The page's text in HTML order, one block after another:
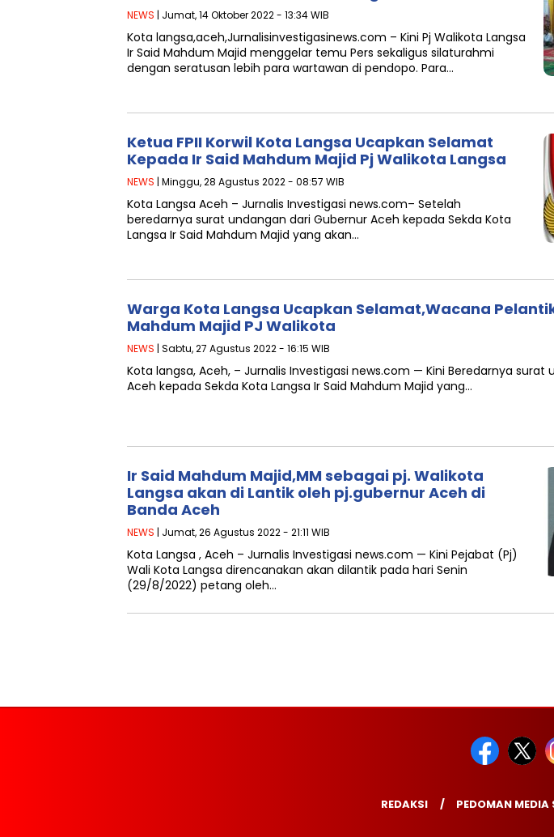
NEWS | Jumat, 14 Oktober 2022 - 13:34 WIB
Kota langsa,aceh,Jurnalisinvestigasinews.com – Kini Pj Walikota Langsa
Ir Said Mahdum Majid menggelar temu Pers sekaligus silaturahmi
dengan seratusan lebih para wartawan di pendopo. Para…
Ketua FPII Korwil Kota Langsa Ucapkan Selamat
Kepada Ir Said Mahdum Majid Pj Walikota Langsa
NEWS | Minggu, 28 Agustus 2022 - 08:57 WIB
Kota Langsa Aceh – Jurnalis Investigasi news.com– Setelah
beredarnya surat undangan dari Gubernur Aceh kepada Sekda Kota
Langsa Ir Said Mahdum Majid yang akan…
Warga Kota Langsa Ucapkan Selamat,Wacana
Mahdum Majid PJ Walikota
NEWS | Sabtu, 27 Agustus 2022 - 16:15 WIB
Kota langsa, Aceh, – Jurnalis Investigasi news.com — Kini Beredarnya surat
Aceh kepada Sekda Kota Langsa Ir Said Mahdum Majid yang…
Ir Said Mahdum Majid,MM sebagai pj. Walikota
Langsa akan di Lantik oleh pj.gubernur Aceh di
Banda Aceh
NEWS | Jumat, 26 Agustus 2022 - 21:11 WIB
Kota Langsa , Aceh – Jurnalis Investigasi news.com — Kini Pejabat (Pj)
Wali Kota Langsa direncanakan akan dilantik pada hari Senin
(29/8/2022) petang oleh…
REDAKSI PEDOMAN MEDIA